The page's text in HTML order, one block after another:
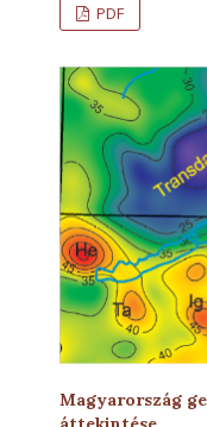
PDF
Magyarország